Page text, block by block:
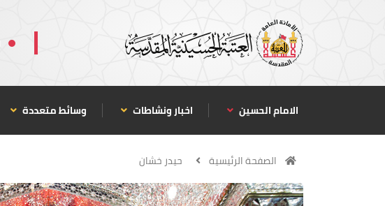
الامام الحسين اخبار ونشاطات وسائط متعددة
الصفحة الرئيسية حيدر خشان